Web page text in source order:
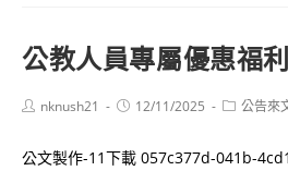
賦
打
高
公教人員專屬優惠福
Postnknush21
Post12/11/2025
Post公告來
公文製作-11下載 057c377d-041b-